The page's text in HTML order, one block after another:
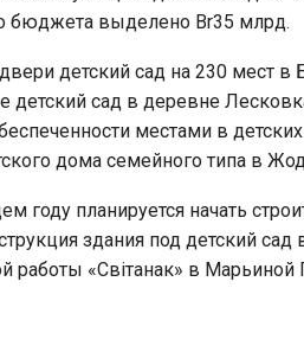
бюджета выделено Br35 млрд.
детский сад на 230 мест в
детский сад в деревне
местами в
дома семейного типа в
году планируется начать
здания под детский
работы «Світанак» в Марьиной